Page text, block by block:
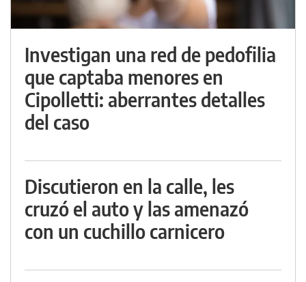
Investigan una red de pedofilia
que captaba menores en
Cipolletti: aberrantes detalles
del caso
Discutieron en la calle, les
cruzó el auto y las amenazó
con un cuchillo carnicero